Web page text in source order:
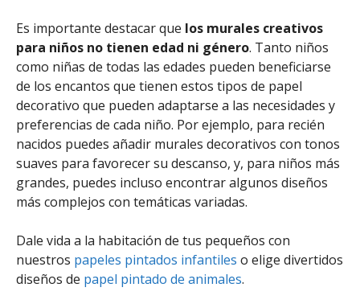
Es importante destacar que los murales creativos
para niños no tienen edad ni género. Tanto niños
como niñas de todas las edades pueden beneficiarse
de los encantos que tienen estos tipos de papel
decorativo que pueden adaptarse a las necesidades y
preferencias de cada niño. Por ejemplo, para recién
nacidos puedes añadir murales decorativos con tonos
suaves para favorecer su descanso, y, para niños más
grandes, puedes incluso encontrar algunos diseños
más complejos con temáticas variadas.
Dale vida a la habitación de tus pequeños con
nuestros papeles pintados infantiles o elige divertidos
diseños de papel pintado de animales.